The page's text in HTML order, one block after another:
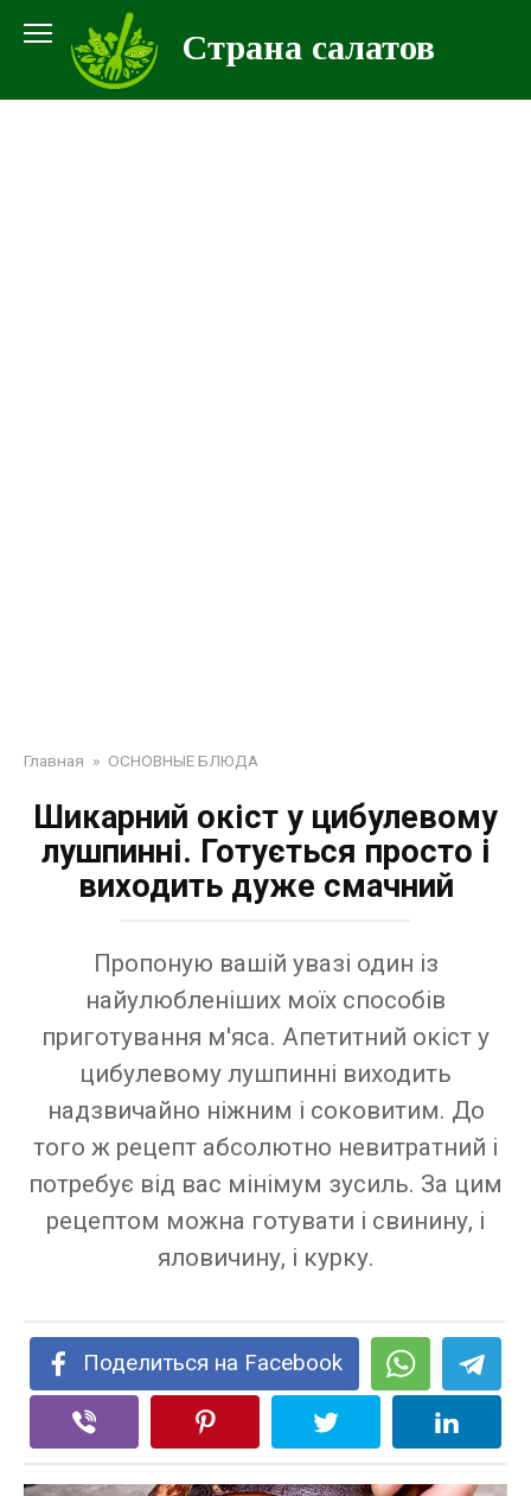
контенту
Страна салатов
Главная » ОСНОВНЫЕ БЛЮДА
Шикарний окіст у цибулевому
лушпинні. Готується просто і
виходить дуже смачний
Пропоную вашій увазі один із
найулюбленіших моїх способів
приготування м'яса. Апетитний окіст у
цибулевому лушпинні виходить
надзвичайно ніжним і соковитим. До
того ж рецепт абсолютно невитратний і
потребує від вас мінімум зусиль. За цим
рецептом можна готувати і свинину, і
яловичину, і курку.
Поделиться на Facebook